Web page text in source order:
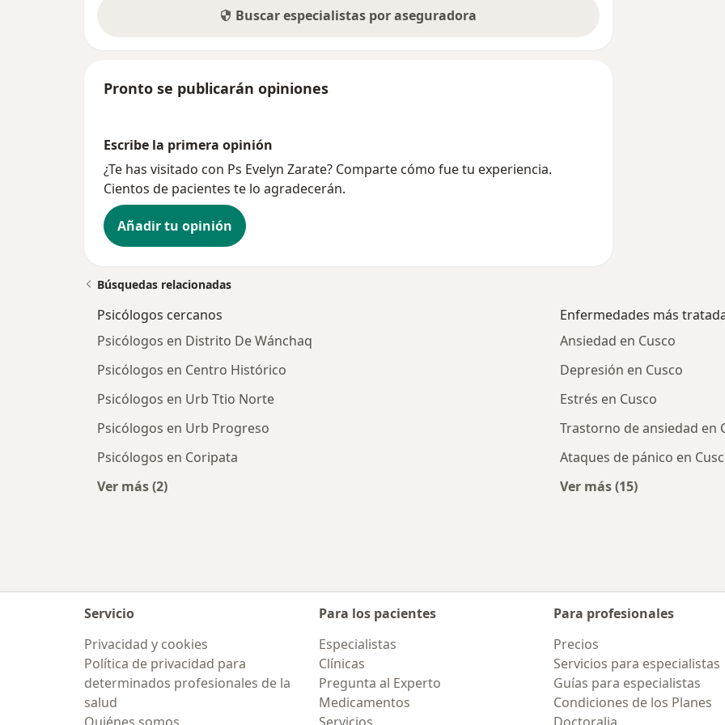
Buscar especialistas por aseguradora
Pronto se publicarán opiniones
Escribe la primera opinión
¿Te has visitado con Ps Evelyn Zarate? Comparte cómo fue tu experiencia.
Cientos de pacientes te lo agradecerán.
Añadir tu opinión
Búsquedas relacionadas
Psicólogos cercanos
Psicólogos en Distrito De Wánchaq
Psicólogos en Centro Histórico
Psicólogos en Urb Ttio Norte
Psicólogos en Urb Progreso
Psicólogos en Coripata
Ver más (2)
Enfermedades más
Ansiedad en Cusco
Depresión en Cusco
Estrés en Cusco
Trastorno de ansiedad en
Ataques de pánico en
Ver más (15)
Servicio
Privacidad y cookies
Política de privacidad para
determinados profesionales de la
salud
Para los pacientes
Especialistas
Clínicas
Pregunta al Experto
Medicamentos
Para profesionales
Precios
Servicios para especialistas
Guías para especialistas
Condiciones de los Planes